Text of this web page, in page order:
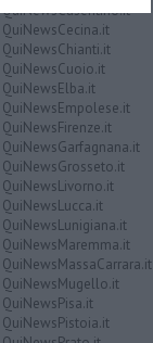
QuiNewsCasentino.it
QuiNewsCecina.it
QuiNewsChianti.it
QuiNewsCuoio.it
QuiNewsElba.it
QuiNewsEmpolese.it
QuiNewsFirenze.it
QuiNewsGarfagnana.it
QuiNewsGrosseto.it
QuiNewsLivorno.it
QuiNewsLucca.it
QuiNewsLunigiana.it
QuiNewsMaremma.it
QuiNewsMassaCarrara.it
QuiNewsMugello.it
QuiNewsPisa.it
QuiNewsPistoia.it